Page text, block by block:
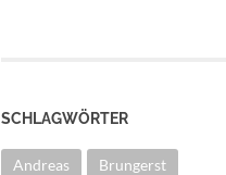
SCHLAGWÖRTER
Andreas Brungerst